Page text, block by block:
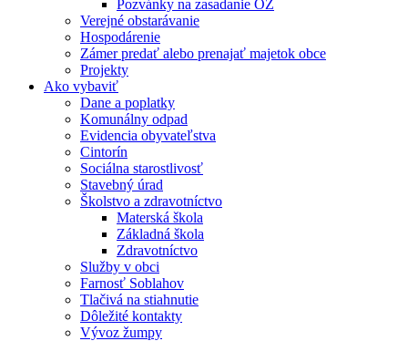
Pozvánky na zasadanie OZ
Verejné obstarávanie
Hospodárenie
Zámer predať alebo prenajať majetok obce
Projekty
Ako vybaviť
Dane a poplatky
Komunálny odpad
Evidencia obyvateľstva
Cintorín
Sociálna starostlivosť
Stavebný úrad
Školstvo a zdravotníctvo
Materská škola
Základná škola
Zdravotníctvo
Služby v obci
Farnosť Soblahov
Tlačivá na stiahnutie
Dôležité kontakty
Vývoz žumpy